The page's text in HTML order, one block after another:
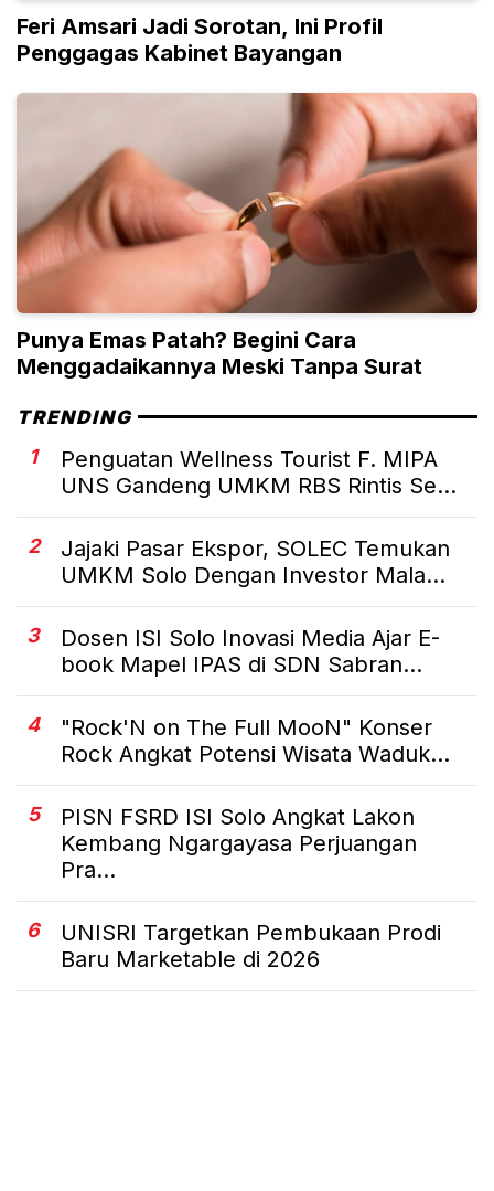
Feri Amsari Jadi Sorotan, Ini Profil
Penggagas Kabinet Bayangan
Punya Emas Patah? Begini Cara
Menggadaikannya Meski Tanpa Surat
TRENDING
1
Penguatan Wellness Tourist F. MIPA
UNS Gandeng UMKM RBS Rintis Se...
2
Jajaki Pasar Ekspor, SOLEC Temukan
UMKM Solo Dengan Investor Mala...
3
Dosen ISI Solo Inovasi Media Ajar E-
book Mapel IPAS di SDN Sabran...
4
"Rock'N on The Full MooN" Konser
Rock Angkat Potensi Wisata Waduk...
5
PISN FSRD ISI Solo Angkat Lakon
Kembang Ngargayasa Perjuangan
Pra...
6
UNISRI Targetkan Pembukaan Prodi
Baru Marketable di 2026